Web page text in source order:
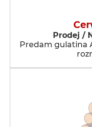
Prodej /
Predam gulatina